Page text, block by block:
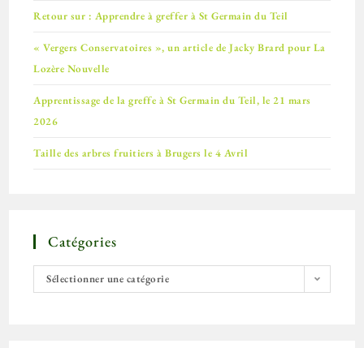
Retour sur : Apprendre à greffer à St Germain du Teil
« Vergers Conservatoires », un article de Jacky Brard pour La
Lozère Nouvelle
Apprentissage de la greffe à St Germain du Teil, le 21 mars
2026
Taille des arbres fruitiers à Brugers le 4 Avril
Catégories
Sélectionner une catégorie